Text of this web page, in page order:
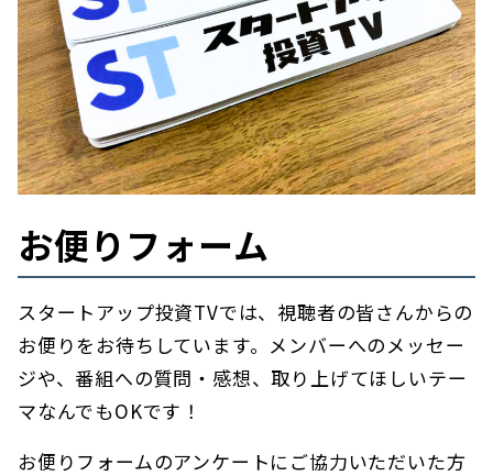
お便りフォーム
スタートアップ投資TVでは、視聴者の皆さんからの
お便りをお待ちしています。メンバーへのメッセー
ジや、番組への質問・感想、取り上げてほしいテー
マなんでもOKです！
お便りフォームのアンケートにご協力いただいた方